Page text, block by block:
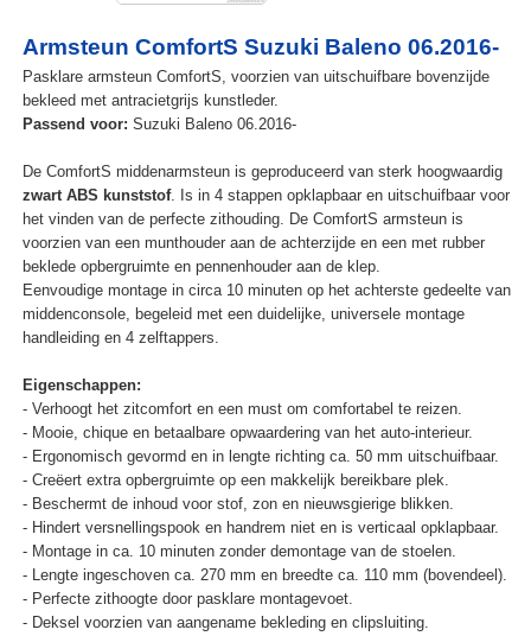
Armsteun ComfortS Suzuki Baleno 06.2016-
Pasklare armsteun ComfortS, voorzien van uitschuifbare bovenzijde
bekleed met antracietgrijs kunstleder.
Passend voor: Suzuki Baleno 06.2016-
De ComfortS middenarmsteun is geproduceerd van sterk hoogwaardig
zwart ABS kunststof. Is in 4 stappen opklapbaar en uitschuifbaar voor
het vinden van de perfecte zithouding. De ComfortS armsteun is
voorzien van een munthouder aan de achterzijde en een met rubber
beklede opbergruimte en pennenhouder aan de klep.
Eenvoudige montage in circa 10 minuten op het achterste gedeelte van
middenconsole, begeleid met een duidelijke, universele montage
handleiding en 4 zelftappers.
Eigenschappen:
- Verhoogt het zitcomfort en een must om comfortabel te reizen.
- Mooie, chique en betaalbare opwaardering van het auto-interieur.
- Ergonomisch gevormd en in lengte richting ca. 50 mm uitschuifbaar.
- Creëert extra opbergruimte op een makkelijk bereikbare plek.
- Beschermt de inhoud voor stof, zon en nieuwsgierige blikken.
- Hindert versnellingspook en handrem niet en is verticaal opklapbaar.
- Montage in ca. 10 minuten zonder demontage van de stoelen.
- Lengte ingeschoven ca. 270 mm en breedte ca. 110 mm (bovendeel).
- Perfecte zithoogte door pasklare montagevoet.
- Deksel voorzien van aangename bekleding en clipsluiting.